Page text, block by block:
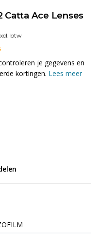
Catta Ace Lenses
btw
je gegevens en
kortingen. Lees meer